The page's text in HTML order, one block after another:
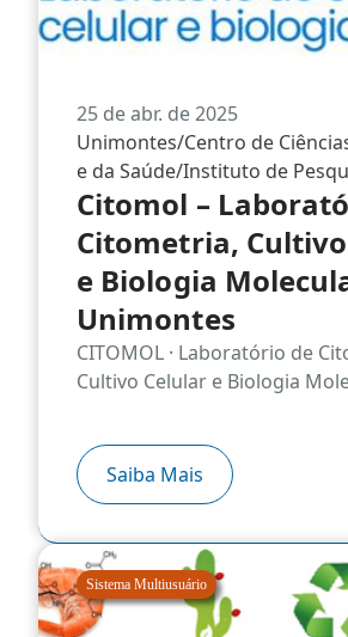
25 de abr. de 2025
Unimontes/Centro de
e da Saúde/Instituto de
Saúde
Citomol –
Citometria,
e Biologia
Unimontes
CITOMOL · Laboratório de
Cultivo Celular e Biologia
Saiba Mais
Sistema Multiusuário